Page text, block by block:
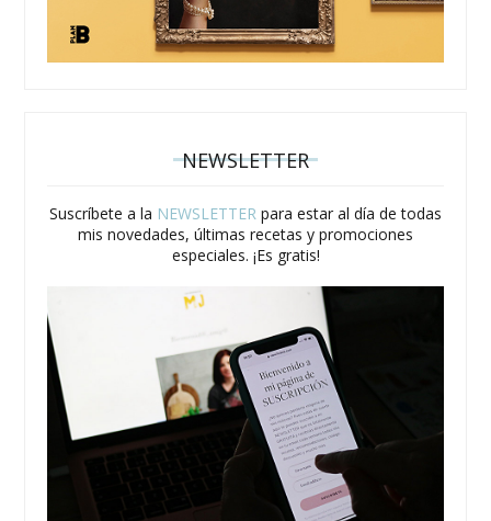
NEWSLETTER
Suscríbete a la NEWSLETTER para estar al día de todas
mis novedades, últimas recetas y promociones
especiales. ¡Es gratis!